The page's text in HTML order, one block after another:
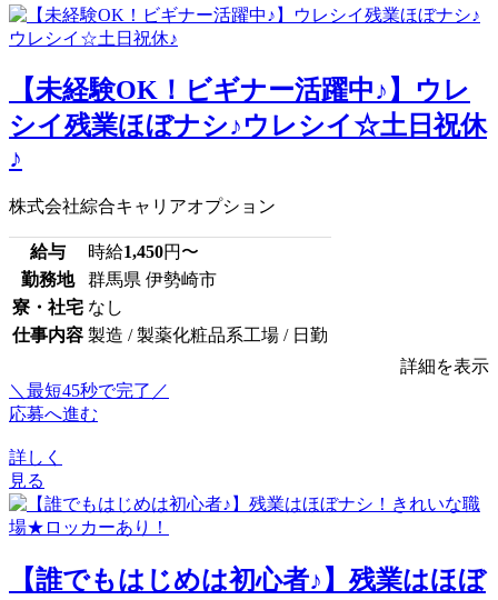
【未経験OK！ビギナー活躍中♪】ウレ
シイ残業ほぼナシ♪ウレシイ☆土日祝休
♪
株式会社綜合キャリアオプション
給与 時給1,450円〜
勤務地
群馬県 伊勢崎市
寮・社宅 なし
仕事内容 製造 / 製薬化粧品系工場 / 日勤
詳細を表示
＼最短45秒で完了／
応募へ進む
詳しく
見る
【誰でもはじめは初心者♪】残業はほぼ